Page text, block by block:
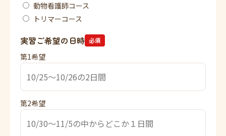
動物看護師コース
トリマーコース
実習ご希望の日時 必須
第1希望
第2希望